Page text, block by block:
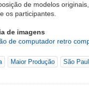
de modelos
os participantes.
de imagens
Maior Produção São